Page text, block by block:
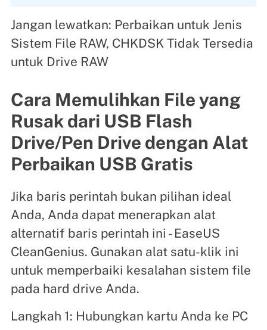
Jangan lewatkan: Perbaikan untuk Jenis
Sistem File RAW, CHKDSK Tidak Tersedia
untuk Drive RAW
Cara Memulihkan File yang
Rusak dari USB Flash
Drive/Pen Drive dengan Alat
Perbaikan USB Gratis
Jika baris perintah bukan pilihan ideal
Anda, Anda dapat menerapkan alat
alternatif baris perintah ini - EaseUS
CleanGenius. Gunakan alat satu-klik ini
untuk memperbaiki kesalahan sistem file
pada hard drive Anda.
Langkah 1: Hubungkan kartu Anda ke PC